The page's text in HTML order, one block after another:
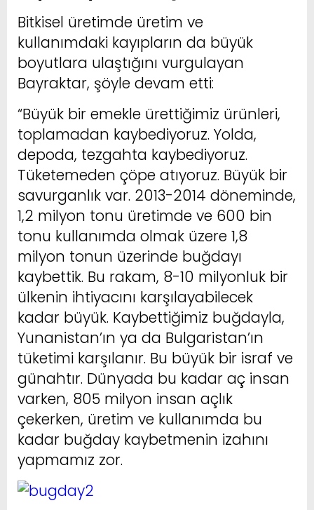
Bitkisel üretimde üretim ve
kullanımdaki kayıpların da büyük
boyutlara ulaştığını vurgulayan
Bayraktar, şöyle devam etti:
“Büyük bir emekle ürettiğimiz ürünleri,
toplamadan kaybediyoruz. Yolda,
depoda, tezgahta kaybediyoruz.
Tüketemeden çöpe atıyoruz. Büyük bir
savurganlık var. 2013-2014 döneminde,
1,2 milyon tonu üretimde ve 600 bin
tonu kullanımda olmak üzere 1,8
milyon tonun üzerinde buğdayı
kaybettik. Bu rakam, 8-10 milyonluk bir
ülkenin ihtiyacını karşılayabilecek
kadar büyük. Kaybettiğimiz buğdayla,
Yunanistan’ın ya da Bulgaristan’ın
tüketimi karşılanır. Bu büyük bir israf ve
günahtır. Dünyada bu kadar aç insan
varken, 805 milyon insan açlık
çekerken, üretim ve kullanımda bu
kadar buğday kaybetmenin izahını
yapmamız zor.